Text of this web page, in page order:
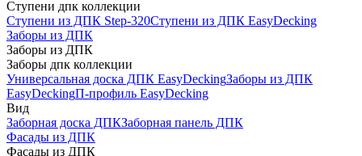
Ступени дпк коллекции
Ступени из ДПК Step-320Ступени из ДПК EasyDecking
Заборы из ДПК
Заборы из ДПК
Заборы дпк коллекции
Универсальная доска ДПК EasyDeckingЗаборы из ДПК
EasyDeckingП-профиль EasyDecking
Вид
Заборная доска ДПКЗаборная панель ДПК
Фасады из ДПК
Фасады из ДПК